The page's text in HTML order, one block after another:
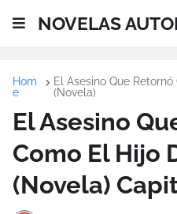
NOVELAS
Hom
e
El Asesino Que
(Novela)
El Asesino
Como El Hijo
(Novela)